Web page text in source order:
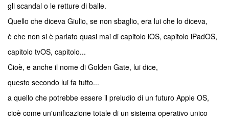
gli scandal o le retture di balle.
Quello che diceva Giulio, se non sbaglio, era lui che lo diceva,
è che non si è parlato quasi mai di capitolo iOS, capitolo iPadOS,
capitolo tvOS, capitolo...
Cioè, e anche il nome di Golden Gate, lui dice,
questo secondo lui fa tutto...
a quello che potrebbe essere il preludio di un futuro Apple OS,
cioè come un'unificazione totale di un sistema operativo unico